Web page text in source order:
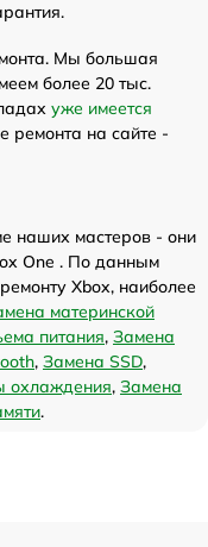
Мы большая
более 20 тыс.
уже имеется
ремонта на сайте -
наших мастеров - они
One . По данным
Xbox, наиболее
материнской
питания, Замена
, Замена SSD,
охлаждения, Замена
.